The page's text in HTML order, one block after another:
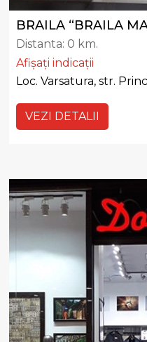
BRAILA “BRAILA
Distanta: 0 km.
Afișați indicații
Loc. Varsatura, str.
VEZI DETALII